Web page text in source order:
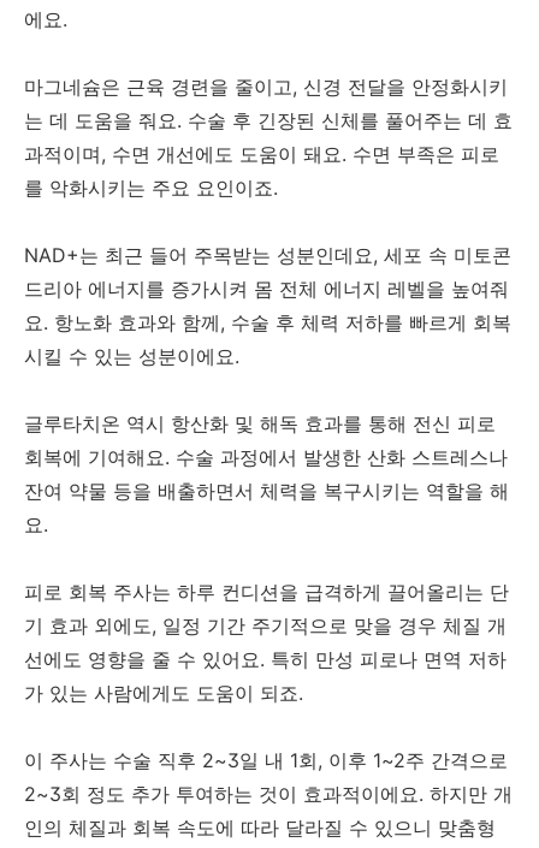
에요.
마그네슘은 근육 경련을 줄이고, 신경 전달을 안정화시키
는 데 도움을 줘요. 수술 후 긴장된 신체를 풀어주는 데 효
과적이며, 수면 개선에도 도움이 돼요. 수면 부족은 피로
를 악화시키는 주요 요인이죠.
NAD+는 최근 들어 주목받는 성분인데요, 세포 속 미토콘
드리아 에너지를 증가시켜 몸 전체 에너지 레벨을 높여줘
요. 항노화 효과와 함께, 수술 후 체력 저하를 빠르게 회복
시킬 수 있는 성분이에요.
글루타치온 역시 항산화 및 해독 효과를 통해 전신 피로
회복에 기여해요. 수술 과정에서 발생한 산화 스트레스나
잔여 약물 등을 배출하면서 체력을 복구시키는 역할을 해
요.
피로 회복 주사는 하루 컨디션을 급격하게 끌어올리는 단
기 효과 외에도, 일정 기간 주기적으로 맞을 경우 체질 개
선에도 영향을 줄 수 있어요. 특히 만성 피로나 면역 저하
가 있는 사람에게도 도움이 되죠.
이 주사는 수술 직후 2~3일 내 1회, 이후 1~2주 간격으로
2~3회 정도 추가 투여하는 것이 효과적이에요. 하지만 개
인의 체질과 회복 속도에 따라 달라질 수 있으니 맞춤형